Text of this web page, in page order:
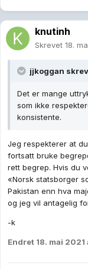
knutinh
Skrevet 18.
jjkoggan
Det er mange
som ikke
konsistente.
Jeg respekterer at
fortsatt bruke
rett begrep. Hvis du
«Norsk statsborger
Pakistan enn hva
og jeg vil antagelig
-k
Endret 18. mai 2021